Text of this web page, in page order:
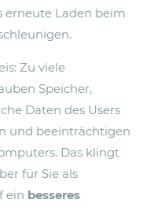
erneute Laden beim
Zu viele
Speicher,
Daten des Users
und beeinträchtigen
Das klingt
für Sie als
ein besseres